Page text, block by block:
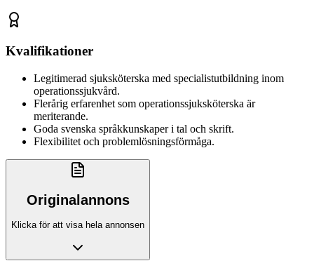
Kvalifikationer
Legitimerad sjuksköterska med specialistutbildning inom
operationssjukvård.
Flerårig erfarenhet som operationssjuksköterska är
meriterande.
Goda svenska språkkunskaper i tal och skrift.
Flexibilitet och problemlösningsförmåga.
Originalannons
Klicka för att visa hela annonsen